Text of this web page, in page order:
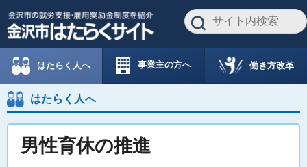
はたらく人へ 事業主の方へ 働き方改革
はたらく人へ
男性育休の推進